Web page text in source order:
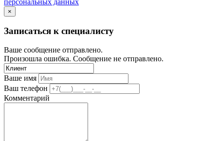
персональных данных
×
Записаться к специалисту
Ваше сообщение отправлено.
Произошла ошибка. Сообщение не отправлено.
Ваше имя
Ваш телефон
Комментарий